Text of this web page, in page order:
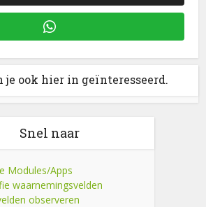
je ook hier in geïnteresseerd.
Snel naar
Modules/Apps
waarnemingsvelden
observeren